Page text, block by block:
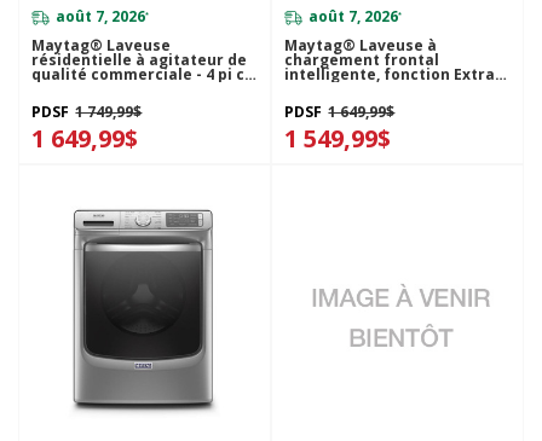
août 7, 2026*
Maytag® Laveuse
résidentielle à agitateur de
qualité commerciale - 4 pi cu
(C.E.I.) MVWP586GW
PDSF 1 749,99$
1 649,99$
août 7, 2026*
Maytag® Laveuse à
chargement frontal
intelligente, fonction Extra
Power, 5.8 pi³ MHW8630HW
PDSF 1 649,99$
1 549,99$